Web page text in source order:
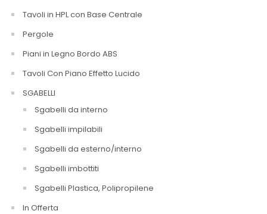
Tavoli in HPL con Base Centrale
Pergole
Piani in Legno Bordo ABS
Tavoli Con Piano Effetto Lucido
SGABELLI
Sgabelli da interno
Sgabelli impilabili
Sgabelli da esterno/interno
Sgabelli imbottiti
Sgabelli Plastica, Polipropilene
In Offerta